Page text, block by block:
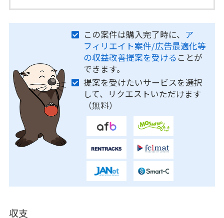
この案件は購入完了時に、 ア
フィリエイト案件/広告最適化等
の収益改善提案を受ける ことが
できます。
提案を受けたいサービスを選択
して、リクエストいただけます
（無料）
収支